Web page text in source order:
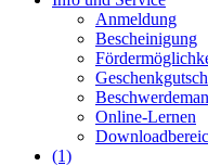
Anmeldung
Bescheinigung
Online-Lernen
(1)